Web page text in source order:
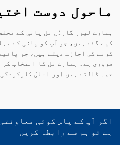
ماحول دوست
ہمارے لیور گارڈن نل پانی کے
کیے گئے ہیں، جو آپ کو پانی کے
کرنے کی اجازت دیتے ہیں، جو
ضروری ہے۔ ہمارے نل کا انتخاب
حصہ ڈالتے ہیں اور اعلیٰ
اگر آپ کے پاس کوئی
ہے تو ہم سے رابطہ کریں